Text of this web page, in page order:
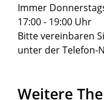
Immer
17:00 - 19:00 Uhr
Bitte vereinbaren
unter der Telefon-
Weitere